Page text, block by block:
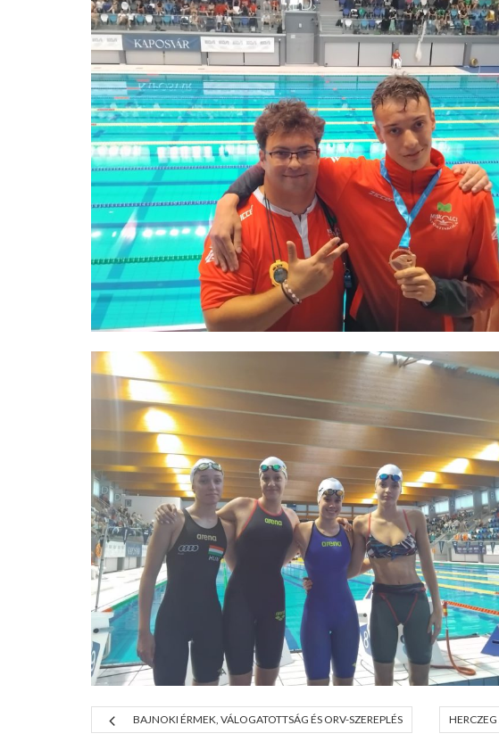
BAJNOKI ÉRMEK, VÁLOGATOTTSÁG ÉS ORV-SZEREPLÉS